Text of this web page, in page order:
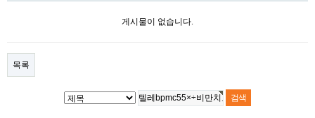
게시물이 없습니다.
목록